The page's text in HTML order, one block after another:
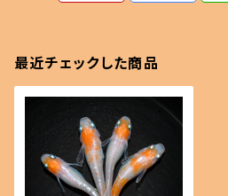
最近チェックした商品